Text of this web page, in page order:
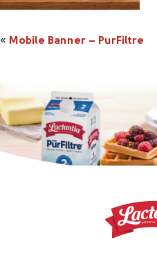
« Mobile Banner – PurFiltre